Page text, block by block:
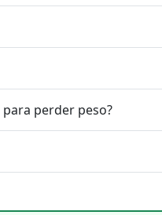
perder peso?